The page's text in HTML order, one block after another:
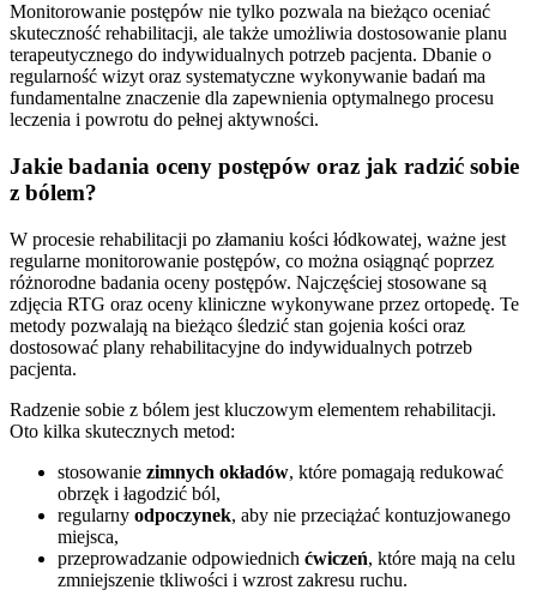
Monitorowanie postępów nie tylko pozwala na bieżąco oceniać
skuteczność rehabilitacji, ale także umożliwia dostosowanie planu
terapeutycznego do indywidualnych potrzeb pacjenta. Dbanie o
regularność wizyt oraz systematyczne wykonywanie badań ma
fundamentalne znaczenie dla zapewnienia optymalnego procesu
leczenia i powrotu do pełnej aktywności.
Jakie badania oceny postępów oraz jak radzić sobie
z bólem?
W procesie rehabilitacji po złamaniu kości łódkowatej, ważne jest
regularne monitorowanie postępów, co można osiągnąć poprzez
różnorodne badania oceny postępów. Najczęściej stosowane są
zdjęcia RTG oraz oceny kliniczne wykonywane przez ortopedę. Te
metody pozwalają na bieżąco śledzić stan gojenia kości oraz
dostosować plany rehabilitacyjne do indywidualnych potrzeb
pacjenta.
Radzenie sobie z bólem jest kluczowym elementem rehabilitacji.
Oto kilka skutecznych metod:
stosowanie zimnych okładów, które pomagają redukować
obrzęk i łagodzić ból,
regularny odpoczynek, aby nie przeciążać kontuzjowanego
miejsca,
przeprowadzanie odpowiednich ćwiczeń, które mają na celu
zmniejszenie tkliwości i wzrost zakresu ruchu.